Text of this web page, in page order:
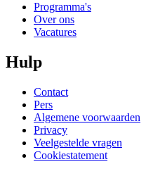
Programma's
Over ons
Vacatures
Hulp
Contact
Pers
Algemene voorwaarden
Privacy
Veelgestelde vragen
Cookiestatement